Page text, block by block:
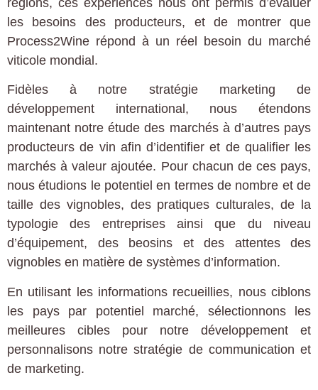
les besoins des producteurs, et de montrer que
Process2Wine répond à un réel besoin du marché
viticole mondial.
Fidèles à notre stratégie marketing de
développement international, nous étendons
maintenant notre étude des marchés à d’autres pays
producteurs de vin afin d’identifier et de qualifier les
marchés à valeur ajoutée. Pour chacun de ces pays,
nous étudions le potentiel en termes de nombre et de
taille des vignobles, des pratiques culturales, de la
typologie des entreprises ainsi que du niveau
d’équipement, des beosins et des attentes des
vignobles en matière de systèmes d’information.
En utilisant les informations recueillies, nous ciblons
les pays par potentiel marché, sélectionnons les
meilleures cibles pour notre développement et
personnalisons notre stratégie de communication et
de marketing.